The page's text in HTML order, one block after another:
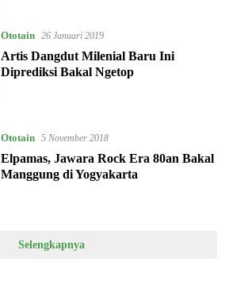
Ototain 26 Januari 2019
Artis Dangdut Milenial Baru Ini
Diprediksi Bakal Ngetop
Ototain 5 November 2018
Elpamas, Jawara Rock Era 80an Bakal
Manggung di Yogyakarta
Selengkapnya